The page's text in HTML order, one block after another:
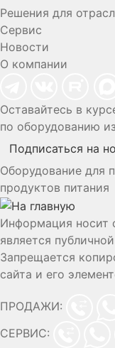
Решения для
Сервис
Новости
О компании
Оставайтесь в
по оборудованию
Подписаться на
Оборудование для
продуктов питания
Информация носит
является
Запрещается
сайта и его
ПРОДАЖИ:
СЕРВИС: